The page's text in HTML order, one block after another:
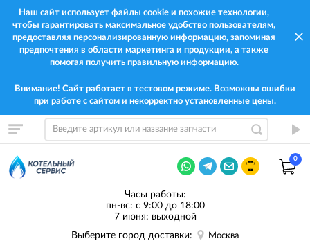
Наш сайт использует файлы cookie и похожие технологии,
чтобы гарантировать максимальное удобство пользователям,
предоставляя персонализированную информацию, запоминая
предпочтения в области маркетинга и продукции, а также
помогая получить правильную информацию.
Внимание! Сайт работает в тестовом режиме. Возможны ошибки
при работе с сайтом и некорректно установленные цены.
0
Часы работы:
пн-вс: с 9:00 до 18:00
7 июня: выходной
Выберите город доставки:
Москва